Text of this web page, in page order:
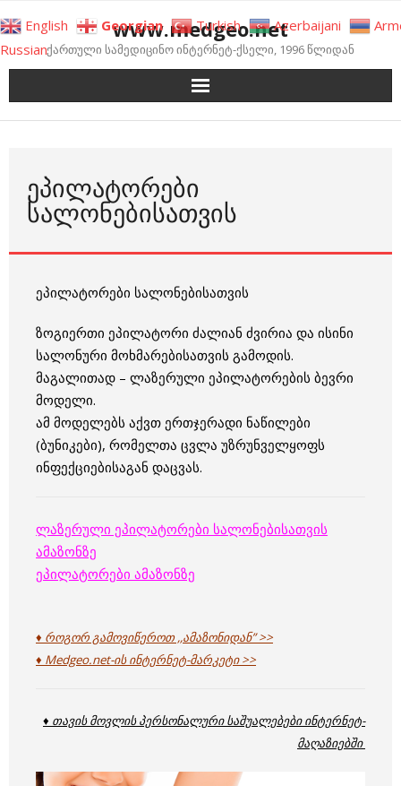
to
content
www.medgeo.net
ქართული სამედიცინო ინტერნეტ-ქსელი, 1996 წლიდან
ᲔᲞᲘᲚᲐᲢᲝᲠᲔᲑᲘ
ᲡᲐᲚᲝᲜᲔᲑᲘᲡᲐᲗᲕᲘᲡ
ეპილატორები სალონებისათვის
ზოგიერთი ეპილატორი ძალიან ძვირია და ისინი
სალონური მოხმარებისათვის გამოდის.
მაგალითად – ლაზერული ეპილატორების ბევრი
მოდელი.
ამ მოდელებს აქვთ ერთჯერადი ნაწილები
(ბუნიკები), რომელთა ცვლა უზრუნველყოფს
ინფექციებისაგან დაცვას.
ლაზერული ეპილატორები სალონებისათვის
ამაზონზე
ეპილატორები ამაზონზე
♦ როგორ გამოვიწეროთ ,,ამაზონიდან” >>
♦ Medgeo.net-ის ინტერნეტ-მარკეტი >>
♦ თავის მოვლის პერსონალური საშუალებები ინტერნეტ-
მაღაზიებში
English Georgian Turkish Azerbaijani
Russian